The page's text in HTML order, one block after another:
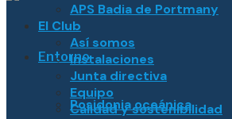
APS Badia de Portmany
Entorno
Posidonia oceánica
El Club
Así somos
Instalaciones
Junta directiva
Equipo
Calidad y sostenibilidad